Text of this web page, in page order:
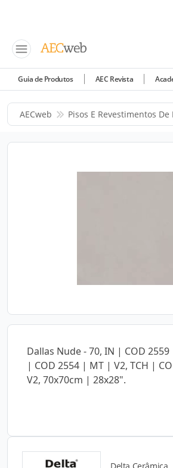
Guia de Produtos AEC Revista
AECweb Pisos E Revestimentos
Dallas Nude - 70, IN | COD
| COD 2554 | MT | V2, TCH |
V2, 70x70cm | 28x28".